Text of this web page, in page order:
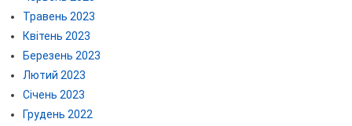
Травень 2023
Квітень 2023
Березень 2023
Лютий 2023
Січень 2023
Грудень 2022